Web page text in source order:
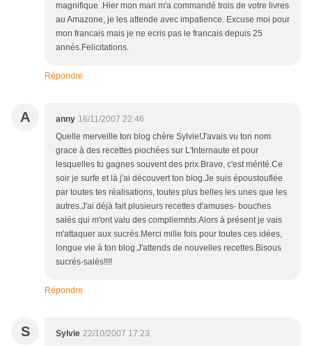
magnifique .Hier mon mari m'a commandé trois de votre livres
au Amazone, je les attende avec impatience. Excuse moi pour
mon francais mais je ne ecris pas le francais depuis 25
annés.Felicitations.
Répondre
A anny 16/11/2007 22:46
Quelle merveille ton blog chère Sylvie!J'avais vu ton nom
grace à des recettes piochées sur L'Internaute et pour
lesquelles tu gagnes souvent des prix.Bravo, c'est mérité.Ce
soir je surfe et là j'ai découvert ton blog.Je suis époustouflée
par toutes tes réalisations, toutes plus belles les unes que les
autres.J'ai déjà fait plusieurs recettes d'amuses- bouches
salés qui m'ont valu des compliemnts.Alors à présent je vais
m'attaquer aux sucrés.Merci mille fois pour toutes ces idées,
longue vie à ton blog.J'attends de nouvelles recettes.Bisous
sucrés-salés!!!!
Répondre
S Sylvie 22/10/2007 17:23